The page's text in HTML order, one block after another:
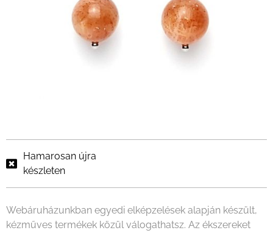
Hamarosan újra
készleten
Webáruházunkban egyedi elképzelések alapján készült,
kézműves termékek közül válogathatsz. Az ékszereket